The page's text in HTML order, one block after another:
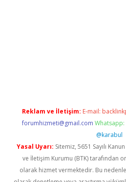
Reklam ve İletişim: E-mail:
forumhizmeti@gmail.com Whatsapp:
@karabul
Yasal Uyarı: Sitemiz, 5651 Sayılı
ve İletişim Kurumu (BTK) tarafından
olarak hizmet vermektedir. Bu